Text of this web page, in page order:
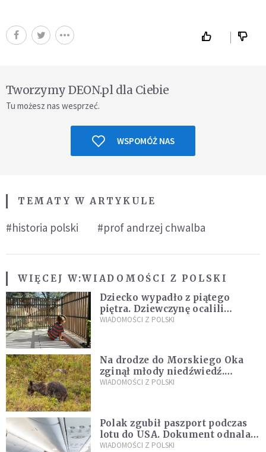
Tworzymy DEON.pl dla Ciebie
Tu możesz nas wesprzeć.
WSPOMÓŻ NAS
TEMATY W ARTYKULE
#historia polski #prof andrzej chwalba
WIĘCEJ W:WIADOMOŚCI Z POLSKI
Dziecko wypadło z piątego
piętra. Dziewczynę ocalili
sąsiedzi
WIADOMOŚCI Z POLSKI
Na drodze do Morskiego Oka
zginął młody niedźwiedź.
Sprawę bada Policja i TPN
WIADOMOŚCI Z POLSKI
Polak zgubił paszport podczas
lotu do USA. Dokument odnalazł
się w nietypowym miejscu
WIADOMOŚCI Z POLSKI